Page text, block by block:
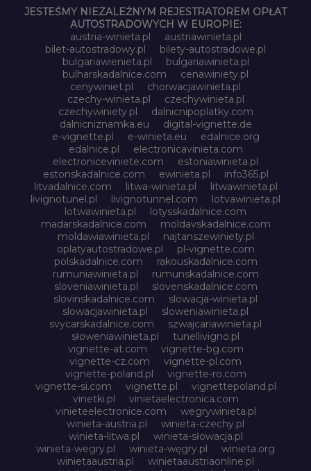
JESTEŚMY NIEZALEŻNYM REJESTRATOREM OPŁAT
AUTOSTRADOWYCH W EUROPIE:
austria-winieta.pl
austriawinieta.pl
bilet-autostradowy.pl
bilety-autostradowe.pl
bulgariawienieta.pl
bulgariawinieta.pl
bulharskadalnice.com
cenawiniety.pl
cenywiniet.pl
chorwacjawinieta.pl
czechy-winieta.pl
czechywinieta.pl
czechywiniety.pl
dalnicnipoplatky.com
dalnicniznamka.eu
digital-vignette.de
e-vignette.pl
e-winieta.eu
edalnice.org
edalnice.pl
electronicavinieta.com
electroniceviniete.com
estoniawinieta.pl
estonskadalnice.com
ewinieta.pl
info365.pl
litvadalnice.com
litwa-winieta.pl
litwawinieta.pl
livignotunel.pl
livignotunnel.com
lotvawinieta.pl
lotwawinieta.pl
lotysskadalnice.com
madarskadalnice.com
moldavskadalnice.com
moldawiawinieta.pl
najtanszewiniety.pl
oplatyautostradowe.pl
pl-vignette.com
polskadalnice.com
rakouskadalnice.com
rumuniawinieta.pl
rumunskadalnice.com
sloveniawinieta.pl
slovenskadalnice.com
slovinskadalnice.com
slowacja-winieta.pl
slowacjawinieta.pl
sloweniawinieta.pl
svycarskadalnice.com
szwajcariawinieta.pl
słoweniawinieta.pl
tunellivigno.pl
vignette-at.com
vignette-bg.com
vignette-cz.com
vignette-pl.com
vignette-poland.pl
vignette-ro.com
vignette-si.com
vignette.pl
vignettepoland.pl
vinetki.pl
vinietaelectronica.com
vinieteelectronice.com
wegrywinieta.pl
winieta-austria.pl
winieta-czechy.pl
winieta-litwa.pl
winieta-słowacja.pl
winieta-wegry.pl
winieta-węgry.pl
winieta.org
winietaaustria.pl
winietaaustriaonline.pl